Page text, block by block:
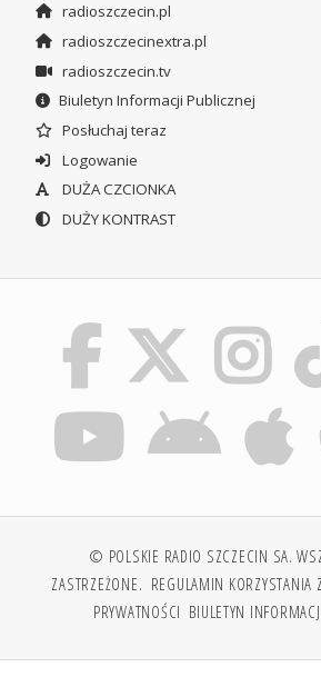
radioszczecin.pl
radioszczecinextra.pl
radioszczecin.tv
Biuletyn Informacji Publicznej
Posłuchaj teraz
Logowanie
DUŻA CZCIONKA
DUŻY KONTRAST
© POLSKIE RADIO SZCZECIN SA.
ZASTRZEŻONE. REGULAMIN KORZYSTANIA
PRYWATNOŚCI BIULETYN